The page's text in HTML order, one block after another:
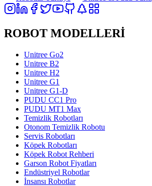
ROBOT MODELLERİ
Unitree Go2
Unitree B2
Unitree H2
Unitree G1
Unitree G1-D
PUDU CC1 Pro
PUDU MT1 Max
Temizlik Robotları
Otonom Temizlik Robotu
Servis Robotları
Köpek Robotları
Köpek Robot Rehberi
Garson Robot Fiyatları
Endüstriyel Robotlar
İnsansı Robotlar